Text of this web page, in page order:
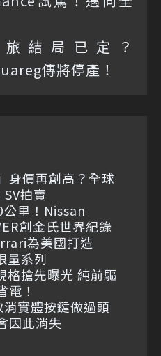
結局已定？
傳將停產！
身價再創高？全球
拍賣
里！Nissan
創金氏世界紀錄
為美國打造
量系列
搶先曝光 純前驅
電！
實體按鍵做過頭
因此消失